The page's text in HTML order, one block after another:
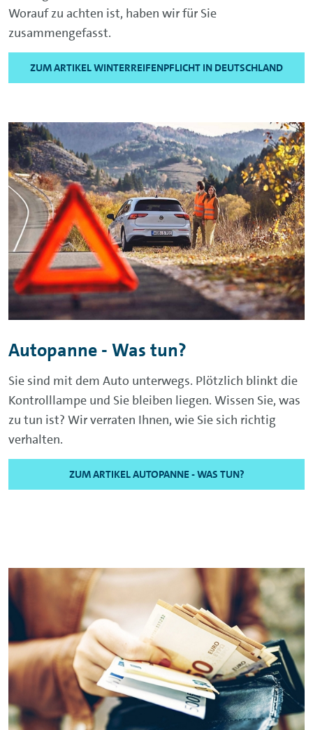
Worauf zu achten ist, haben wir für Sie
zusammengefasst.
ZUM ARTIKEL WINTERREIFENPFLICHT IN DEUTSCHLAND
Autopanne - Was tun?
Sie sind mit dem Auto unterwegs. Plötzlich blinkt die
Kontrolllampe und Sie bleiben liegen. Wissen Sie, was
zu tun ist? Wir verraten Ihnen, wie Sie sich richtig
verhalten.
ZUM ARTIKEL AUTOPANNE - WAS TUN?